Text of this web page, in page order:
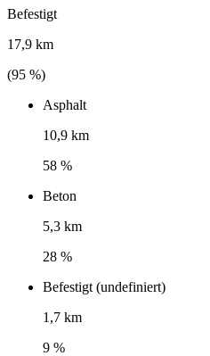
Befestigt
17,9 km
(95 %)
Asphalt
10,9 km
58 %
Beton
5,3 km
28 %
Befestigt (undefiniert)
1,7 km
9 %